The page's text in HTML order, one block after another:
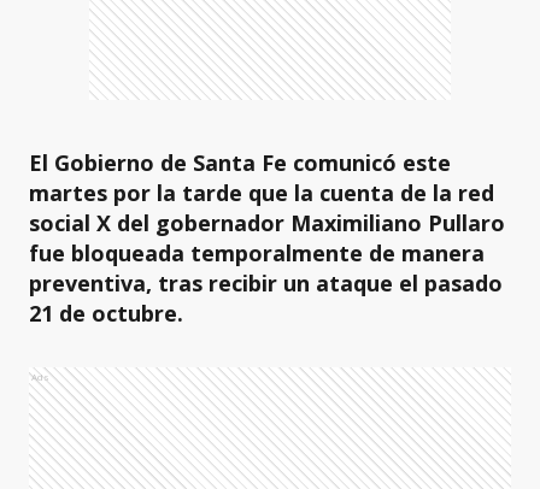
El Gobierno de Santa Fe comunicó este
martes por la tarde que la cuenta de la red
social X del gobernador Maximiliano Pullaro
fue bloqueada temporalmente de manera
preventiva, tras recibir un ataque el pasado
21 de octubre.
Ads